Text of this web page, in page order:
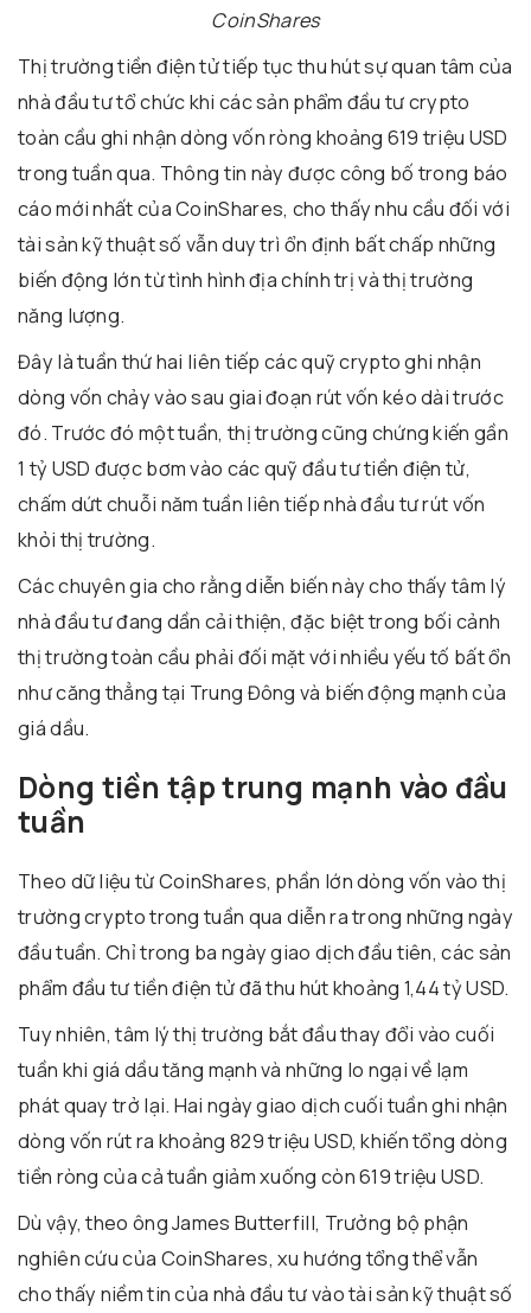
CoinShares
Thị trường tiền điện tử tiếp tục thu hút sự quan tâm của
nhà đầu tư tổ chức khi các sản phẩm đầu tư crypto
toàn cầu ghi nhận dòng vốn ròng khoảng 619 triệu USD
trong tuần qua. Thông tin này được công bố trong báo
cáo mới nhất của CoinShares, cho thấy nhu cầu đối với
tài sản kỹ thuật số vẫn duy trì ổn định bất chấp những
biến động lớn từ tình hình địa chính trị và thị trường
năng lượng.
Đây là tuần thứ hai liên tiếp các quỹ crypto ghi nhận
dòng vốn chảy vào sau giai đoạn rút vốn kéo dài trước
đó. Trước đó một tuần, thị trường cũng chứng kiến gần
1 tỷ USD được bơm vào các quỹ đầu tư tiền điện tử,
chấm dứt chuỗi năm tuần liên tiếp nhà đầu tư rút vốn
khỏi thị trường.
Các chuyên gia cho rằng diễn biến này cho thấy tâm lý
nhà đầu tư đang dần cải thiện, đặc biệt trong bối cảnh
thị trường toàn cầu phải đối mặt với nhiều yếu tố bất ổn
như căng thẳng tại Trung Đông và biến động mạnh của
giá dầu.
Dòng tiền tập trung mạnh vào đầu
tuần
Theo dữ liệu từ CoinShares, phần lớn dòng vốn vào thị
trường crypto trong tuần qua diễn ra trong những ngày
đầu tuần. Chỉ trong ba ngày giao dịch đầu tiên, các sản
phẩm đầu tư tiền điện tử đã thu hút khoảng 1,44 tỷ USD.
Tuy nhiên, tâm lý thị trường bắt đầu thay đổi vào cuối
tuần khi giá dầu tăng mạnh và những lo ngại về lạm
phát quay trở lại. Hai ngày giao dịch cuối tuần ghi nhận
dòng vốn rút ra khoảng 829 triệu USD, khiến tổng dòng
tiền ròng của cả tuần giảm xuống còn 619 triệu USD.
Dù vậy, theo ông James Butterfill, Trưởng bộ phận
nghiên cứu của CoinShares, xu hướng tổng thể vẫn
cho thấy niềm tin của nhà đầu tư vào tài sản kỹ thuật số